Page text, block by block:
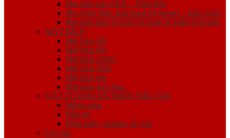
Phụ kiện hàn FKK – Nhật Bản
Phụ Kiện Hàn Jinil bend (Dybend) – Hàn Quốc
Phụ kiện hàn SCH20 SCH40 SCH80 SCH160
MẶT BÍCH
Mặt bích JIS
Mặt bích BS
Mặt bích ANSI
Mặt bích DIN
Mặt bích mù
Mặt bích gia công
VẬT TƯ KHOAN NHỒI, SIÊU ÂM
Măng sông
Nắp bịt
Kẽm buộc, bulong, ốc viss
Cóc nối